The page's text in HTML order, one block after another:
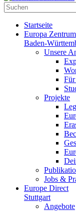
Startseite
Europa Zentrum
Baden-
Unsere
Projekte
Jobs &
Europe Direct
Stuttgart
Angebote